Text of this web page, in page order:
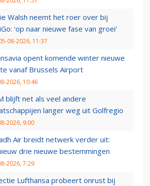
Walsh neemt het roer over bij
'op naar nieuwe fase van groei'
08-2026, 11:37
opent komende winter nieuwe
vanaf Brussels Airport
2026, 10:46
blijft net als veel andere
langer weg uit Golfregio
2026, 9:00
Air breidt netwerk verder uit:
drie nieuwe bestemmingen
2026, 7:29
Lufthansa probeert onrust bij